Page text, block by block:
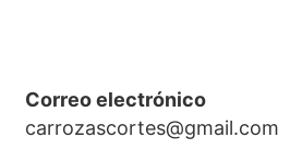
Correo electrónico
carrozascortes@gmail.com